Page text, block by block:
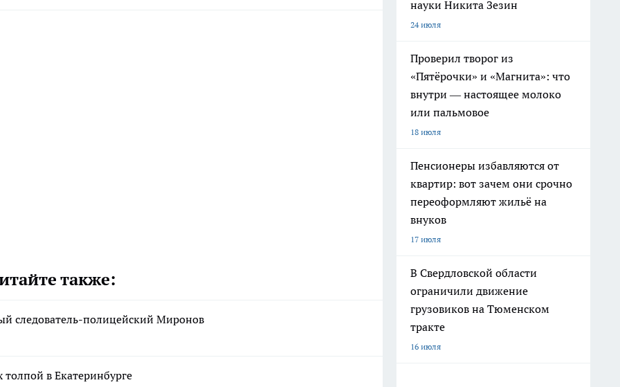
также:
следователь-полицейский Миронов
в Екатеринбурге
науки Никита Зезин
24 июля
Проверил творог из
«Пятёрочки» и «Магнита»: что
внутри — настоящее молоко
или пальмовое
18 июля
Пенсионеры избавляются от
квартир: вот зачем они срочно
переоформляют жильё на
внуков
17 июля
В Свердловской области
ограничили движение
грузовиков на Тюменском
тракте
16 июля